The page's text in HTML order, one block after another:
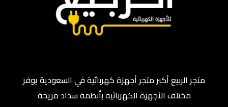
متجر الربيع أكبر متجر أجهزة كهربائية في السعودية يوفر
مختلف الأجهزة الكهربائية بأنظمة سداد مريحة